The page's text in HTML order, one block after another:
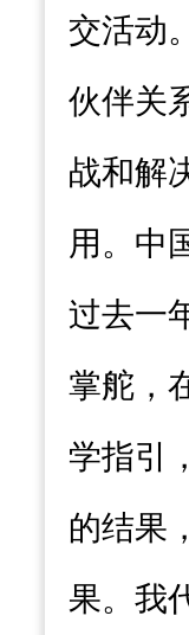
交活动
伙伴关
战和解
用。中
过去一
掌舵，
学指引
的结果
果。我